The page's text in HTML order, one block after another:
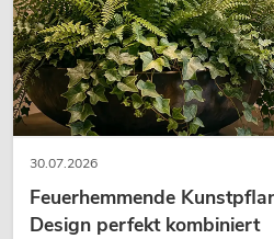
30.07.2026
Feuerhemmende
Design perfekt kombiniert